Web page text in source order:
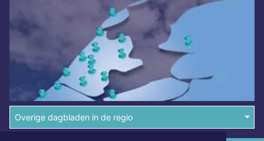
Overige dagbladen in de regio